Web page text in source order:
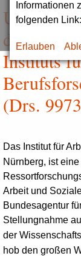
Informationen
folgenden Link:
Erlauben
der
Instituts
(Drs.
Das Institut für
Nürnberg, ist
Arbeit und
Bundesagentur
Stellungnahme
der
hob den großen